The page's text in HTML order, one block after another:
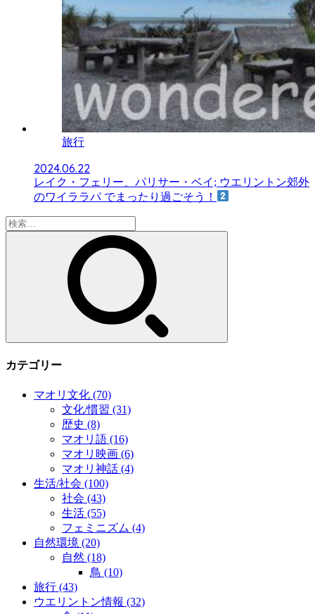
旅行
2024.06.22
レイク・フェリー、パリサー・ベイ; ウエリントン郊外
のワイララパ でまったり過ごそう！
検
索:
カテゴリー
マオリ文化 (70)
文化/慣習 (31)
歴史 (8)
マオリ語 (16)
マオリ映画 (6)
マオリ神話 (4)
生活/社会 (100)
社会 (43)
生活 (55)
フェミニズム (4)
自然環境 (20)
自然 (18)
鳥 (10)
旅行 (43)
ウエリントン情報 (32)